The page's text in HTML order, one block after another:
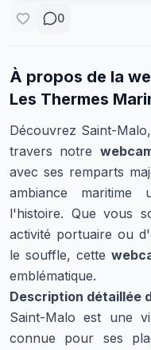
0
À propos de la
Les Thermes
Découvrez Saint-
travers notre
avec ses remparts
ambiance maritime
l'histoire. Que vous
activité portuaire ou
le souffle, cette
emblématique.
Description détaillée
Saint-Malo est une
connue pour ses